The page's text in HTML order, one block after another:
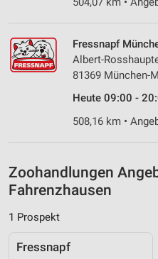
Fressnapf
Albert-
81369 München-
Heute 09:00 -
508,16 km •
Zoohandlungen
Fahrenzhausen
1 Prospekt
Fressnapf
Informationen identifizieren
Nicht-IAB-Verarbeitungszwecke:
Performance
Werbung